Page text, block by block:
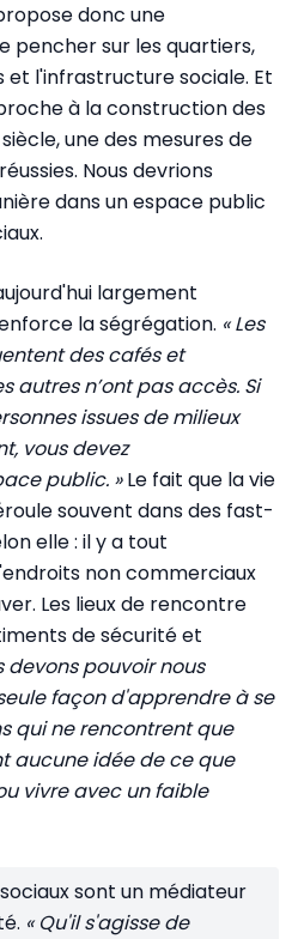
donc une
pencher sur les quartiers,
et l'infrastructure sociale. Et
à la construction des
siècle, une des mesures de
Nous devrions
dans un espace public
largement
la ségrégation. « Les
des cafés et
autres n’ont pas accès. Si
issues de milieux
vous devez
public. »Le fait que la vie
souvent dans des fast-
elle : il y a tout
non commerciaux
Les lieux de rencontre
de sécurité et
devons pouvoir nous
façon d'apprendre à se
qui ne rencontrent que
aucune idée de ce que
vivre avec un faible
sont un médiateur
« Qu'il s'agisse de